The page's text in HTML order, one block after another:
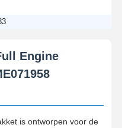
Engine
is ontworpen voor de